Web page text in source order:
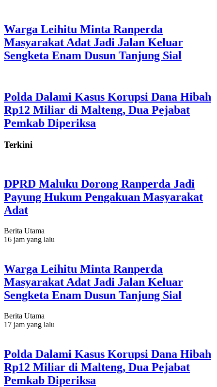
Warga Leihitu Minta Ranperda
Masyarakat Adat Jadi Jalan Keluar
Sengketa Enam Dusun Tanjung Sial
Polda Dalami Kasus Korupsi Dana Hibah
Rp12 Miliar di Malteng, Dua Pejabat
Pemkab Diperiksa
Terkini
DPRD Maluku Dorong Ranperda Jadi
Payung Hukum Pengakuan Masyarakat
Adat
Berita Utama
16 jam yang lalu
Warga Leihitu Minta Ranperda
Masyarakat Adat Jadi Jalan Keluar
Sengketa Enam Dusun Tanjung Sial
Berita Utama
17 jam yang lalu
Polda Dalami Kasus Korupsi Dana Hibah
Rp12 Miliar di Malteng, Dua Pejabat
Pemkab Diperiksa